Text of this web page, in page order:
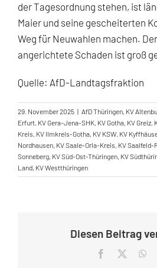
der Tagesordnung stehen, ist
Maier und seine gescheiterten
Weg für Neuwahlen machen.
angerichtete Schaden ist groß
Quelle: AfD-Landtagsfraktion
29. November 2025 | AfD Thüringen, KV
Erfurt, KV Gera-Jena-SHK, KV Gotha, KV Greiz,
Kreis, KV Ilmkreis-Gotha, KV KSW, KV
Nordhausen, KV Saale-Orla-Kreis, KV Saalfeld-
Sonneberg, KV Süd-Ost-Thüringen, KV
Land, KV Westthüringen
Diesen Beitrag
Facebook